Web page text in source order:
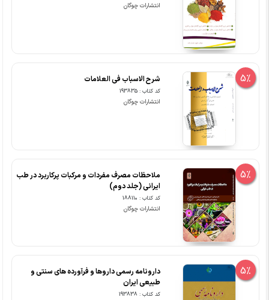
انتشارات چوگان
5% شرح الاسباب فی العلامات
کد کتاب : 193835
انتشارات چوگان
5%
ملاحظات مصرف مفردات و مرکبات پرکاربرد در طب
ایرانی (جلد دوم)
کد کتاب : 188110
انتشارات چوگان
5%
دارونامه رسمی داروها و فرآورده های سنتی و
طبیعی ایران
کد کتاب : 193838